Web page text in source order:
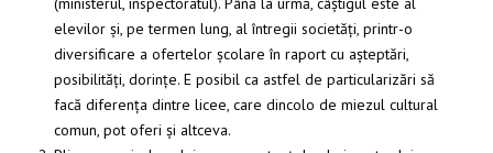
elevilor și, pe termen lung, al întregii societăți, printr-o
diversificare a ofertelor școlare în raport cu așteptări,
posibilități, dorințe. E posibil ca astfel de particularizări să
facă diferența dintre licee, care dincolo de miezul cultural
comun, pot oferi și altceva.